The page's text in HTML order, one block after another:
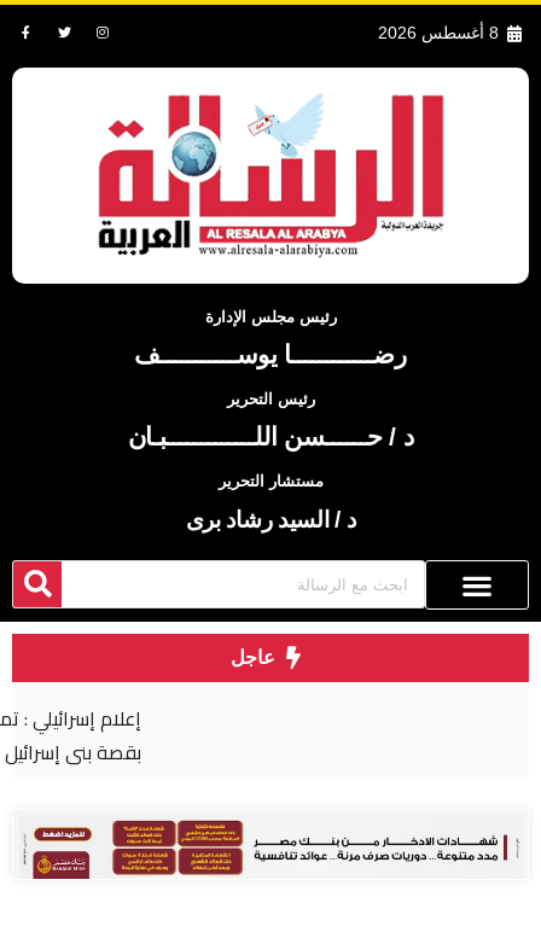
8 أغسطس 2026
رئيس مجلس الإدارة
رضــــــــــــا يوســـــــــــف
رئيس التحرير
د / حــــــسن اللـــــــــــــبـان
مستشار التحرير
د / السيد رشاد برى
عاجل
إعلام إسرائيلي : تمثال رمسيس الثاني تربطه علاقة